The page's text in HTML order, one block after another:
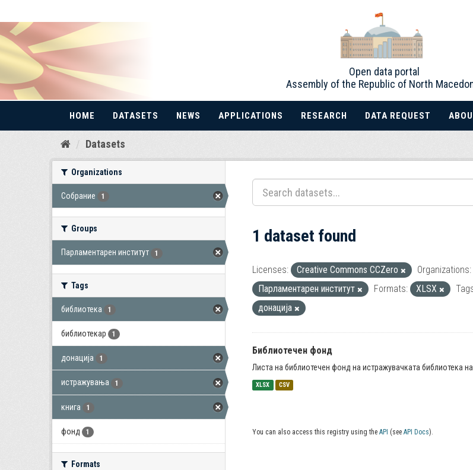
Skip
Open data portal
Assembly of the Republic of North
HOME DATASETS NEWS APPLICATIONS RESEARCH DATA REQUEST
Datasets
Organizations
Собрание 1
Groups
Парламентарен институт 1
Tags
библиотека 1
библиотекар 1
донација 1
истражувања 1
книга 1
фонд 1
Formats
1 dataset found
Licenses: Creative Commons CCZero Organizations:
Парламентарен институт
Formats: XLSX
донација
Библиотечен фонд
Листа на библиотечен фонд на истражувачката библиотека
XLSX CSV
You can also access this registry using the API (see API Docs).